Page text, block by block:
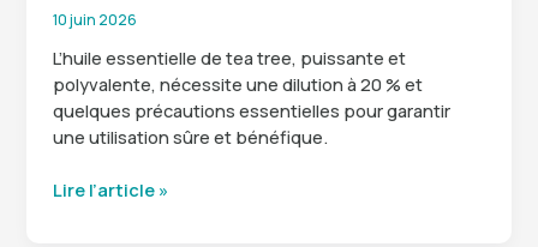
10 juin 2026
L’huile essentielle de tea tree, puissante et
polyvalente, nécessite une dilution à 20 % et
quelques précautions essentielles pour garantir
une utilisation sûre et bénéfique.
Huile
Lire l’article »